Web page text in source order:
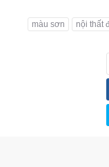
màu sơn nội thất